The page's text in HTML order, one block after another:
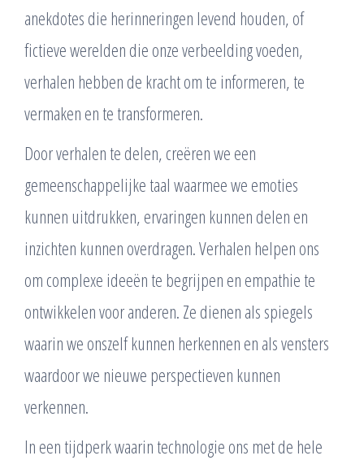
anekdotes die herinneringen levend houden, of
fictieve werelden die onze verbeelding voeden,
verhalen hebben de kracht om te informeren, te
vermaken en te transformeren.
Door verhalen te delen, creëren we een
gemeenschappelijke taal waarmee we emoties
kunnen uitdrukken, ervaringen kunnen delen en
inzichten kunnen overdragen. Verhalen helpen ons
om complexe ideeën te begrijpen en empathie te
ontwikkelen voor anderen. Ze dienen als spiegels
waarin we onszelf kunnen herkennen en als vensters
waardoor we nieuwe perspectieven kunnen
verkennen.
In een tijdperk waarin technologie ons met de hele